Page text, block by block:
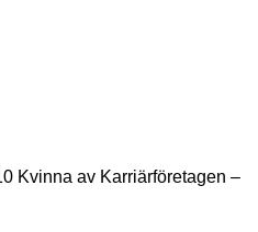
Kvinna av Karriärföretagen –